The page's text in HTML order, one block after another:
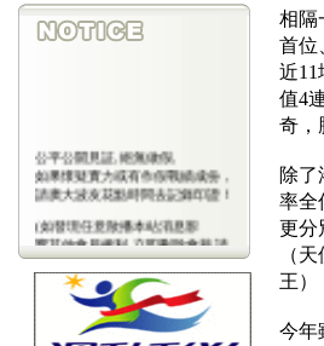
公平公開見証,絕無做假,
如果懷疑實力或有作假戰績成份，
請廣大波友花點時間去記錄印證！
(如發現任意散播本站消息影
響其他會員權利,立即刪除會藉,請
會
員注意)
相隔
首位
近
值4
奇，
除
率全
更分
（
王）
今年